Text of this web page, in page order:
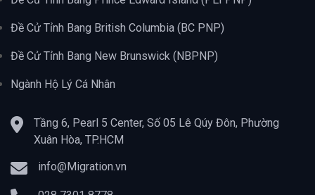
Đề Cử Tỉnh Bang British Columbia (BC PNP)
Đề Cử Tỉnh Bang New Brunswick (NBPNP)
Ngành Hộ Lý Cá Nhân
Tầng 6, Pearl 5 Center, Số 05 Lê Qúy Đôn, Phường
Xuân Hòa, TP.HCM
info@Migration.vn